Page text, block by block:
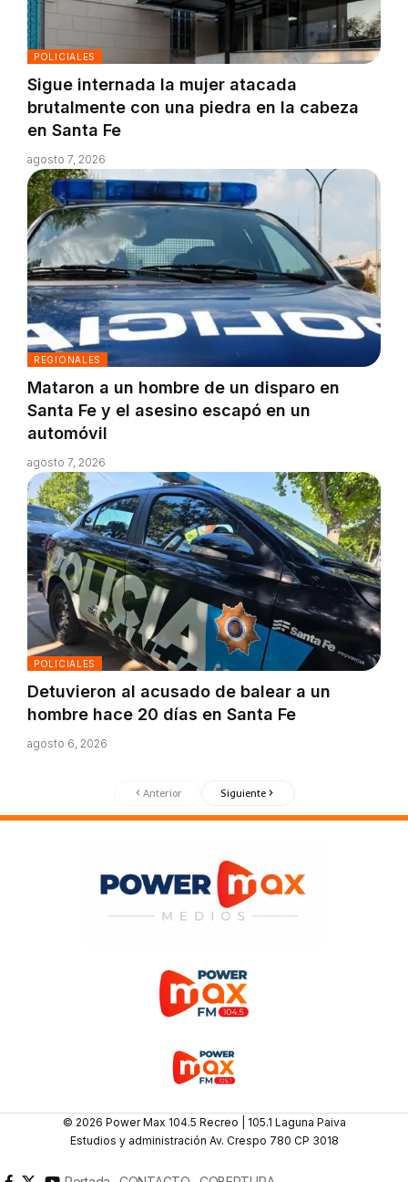
POLICIALES
Sigue internada la mujer atacada
brutalmente con una piedra en la cabeza
en Santa Fe
agosto 7, 2026
REGIONALES
Mataron a un hombre de un disparo en
Santa Fe y el asesino escapó en un
automóvil
agosto 7, 2026
POLICIALES
Detuvieron al acusado de balear a un
hombre hace 20 días en Santa Fe
agosto 6, 2026
Anterior Siguiente
© 2026 Power Max 104.5 Recreo | 105.1 Laguna Paiva
Estudios y administración Av. Crespo 780 CP 3018